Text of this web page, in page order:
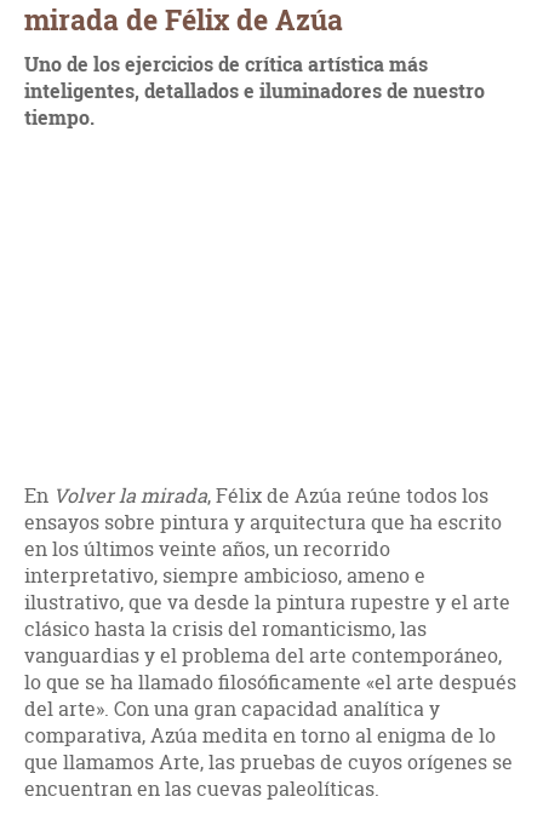
mirada de Félix de Azúa
Uno de los ejercicios de crítica artística más
inteligentes, detallados e iluminadores de nuestro
tiempo.
En Volver la mirada, Félix de Azúa reúne todos los
ensayos sobre pintura y arquitectura que ha escrito
en los últimos veinte años, un recorrido
interpretativo, siempre ambicioso, ameno e
ilustrativo, que va desde la pintura rupestre y el arte
clásico hasta la crisis del romanticismo, las
vanguardias y el problema del arte contemporáneo,
lo que se ha llamado filosóficamente «el arte después
del arte». Con una gran capacidad analítica y
comparativa, Azúa medita en torno al enigma de lo
que llamamos Arte, las pruebas de cuyos orígenes se
encuentran en las cuevas paleolíticas.